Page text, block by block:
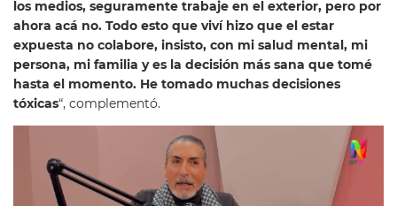
los medios, seguramente trabaje en el exterior, pero por
ahora acá no. Todo esto que viví hizo que el estar
expuesta no colabore, insisto, con mi salud mental, mi
persona, mi familia y es la decisión más sana que tomé
hasta el momento. He tomado muchas decisiones
tóxicas“, complementó.